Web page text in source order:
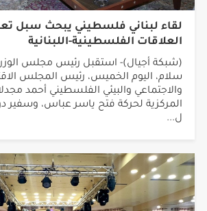
لقاء لبناني فلسطيني يبحث سبل
العلاقات الفلسطينية-اللبنانية
(شبكة أجيال)- استقبل رئيس مجلس
سلام، اليوم الخميس، رئيس المجلس
والاجتماعي والبيئي الفلسطيني أحمد
المركزية لحركة فتح ياسر عباس، وسفير
ل...